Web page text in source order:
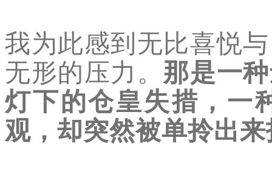
我为此感到无比喜悦
无形的压力。 那是一
灯下的仓皇失措，一
观，却突然被单拎出